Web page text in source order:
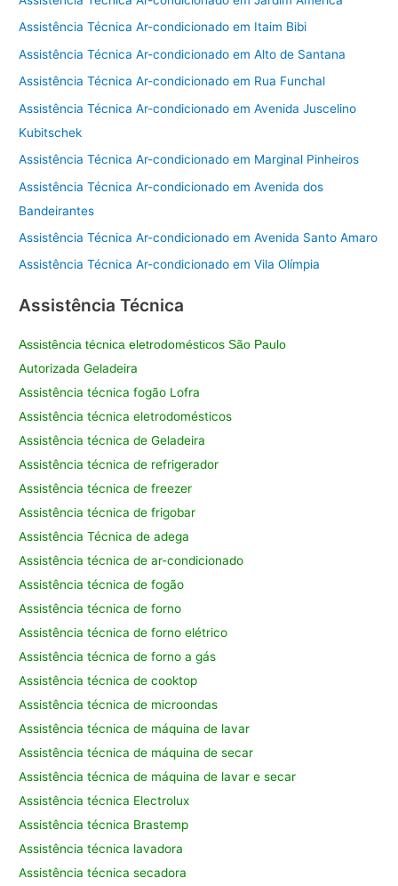
Assistência Técnica Ar-condicionado em Itaim Bibi
Assistência Técnica Ar-condicionado em Alto de Santana
Assistência Técnica Ar-condicionado em Rua Funchal
Assistência Técnica Ar-condicionado em Avenida Juscelino
Kubitschek
Assistência Técnica Ar-condicionado em Marginal Pinheiros
Assistência Técnica Ar-condicionado em Avenida dos
Bandeirantes
Assistência Técnica Ar-condicionado em Avenida Santo Amaro
Assistência Técnica Ar-condicionado em Vila Olímpia
Assistência Técnica
Assistência técnica eletrodomésticos São Paulo
Autorizada Geladeira
Assistência técnica fogão Lofra
Assistência técnica eletrodomésticos
Assistência técnica de Geladeira
Assistência técnica de refrigerador
Assistência técnica de freezer
Assistência técnica de frigobar
Assistência Técnica de adega
Assistência técnica de ar-condicionado
Assistência técnica de fogão
Assistência técnica de forno
Assistência técnica de forno elétrico
Assistência técnica de forno a gás
Assistência técnica de cooktop
Assistência técnica de microondas
Assistência técnica de máquina de lavar
Assistência técnica de máquina de secar
Assistência técnica de máquina de lavar e secar
Assistência técnica Electrolux
Assistência técnica Brastemp
Assistência técnica lavadora
Assistência técnica secadora